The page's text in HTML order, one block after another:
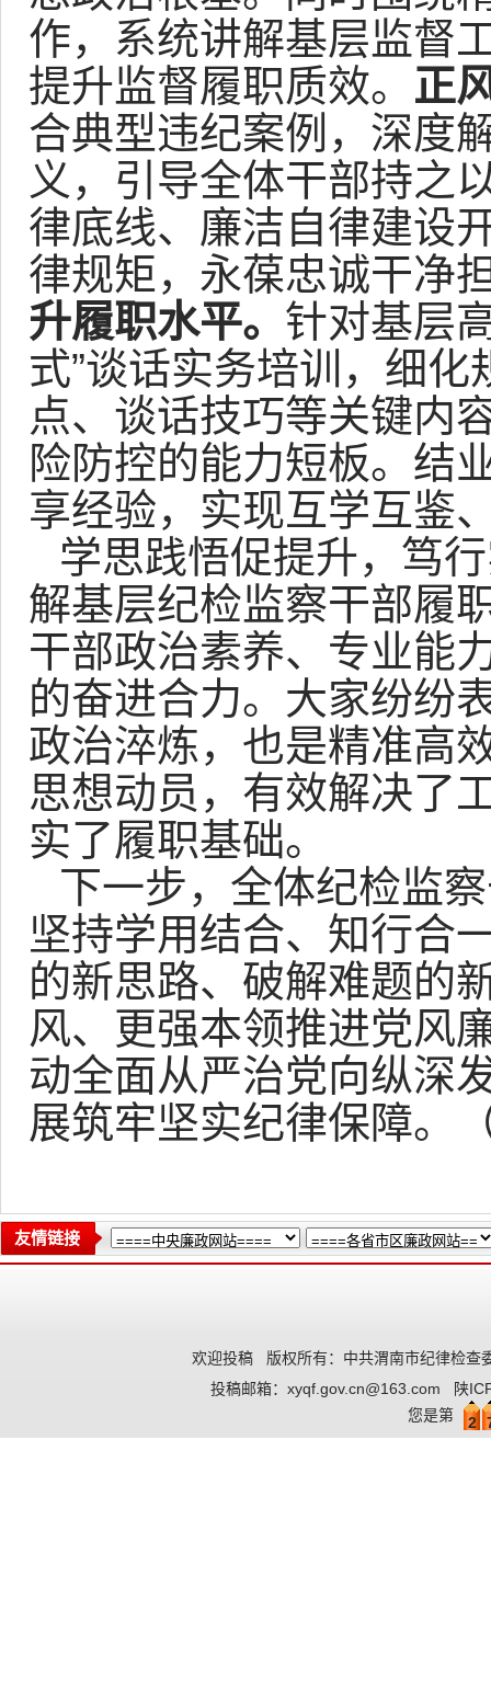
作，系统讲解基层监督
提升监督履职质效。 正
合典型违纪案例，深度
义，引导全体干部持之
律底线、廉洁自律建设
律规矩，永葆忠诚干净
升履职水平。 针对基层
式”谈话实务培训，细
点、谈话技巧等关键内
险防控的能力短板。结
享经验，实现互学互鉴
学思践悟促提升，笃
解基层纪检监察干部履
干部政治素养、专业能
的奋进合力。大家纷纷
政治淬炼，也是精准高
思想动员，有效解决了
实了履职基础。
下一步，全体纪检监
坚持学用结合、知行合
的新思路、破解难题的
风、更强本领推进党风
动全面从严治党向纵深
展筑牢坚实纪律保障。
友情链接
欢迎投稿 版权所有：中共渭南市纪律检查
投稿邮箱： xyqf.gov.cn@163.com
陕
您是第